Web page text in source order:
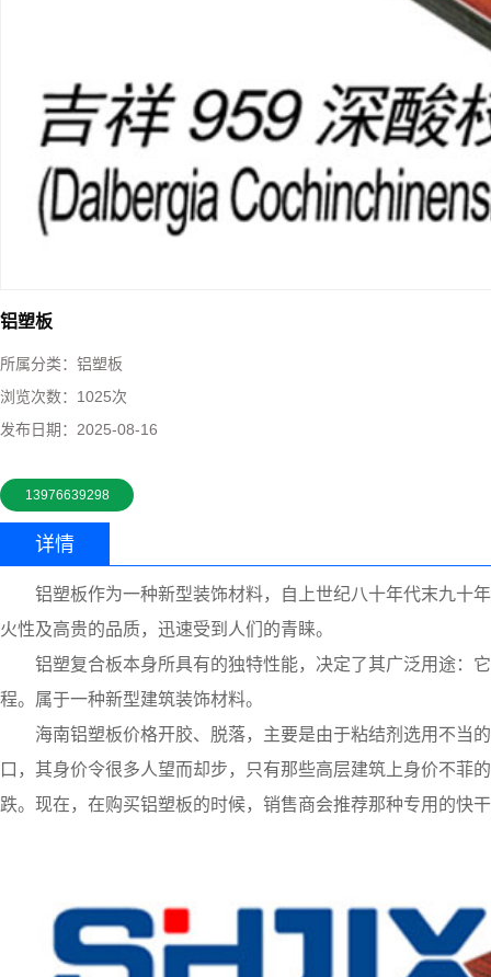
铝塑板
所属分类： 铝塑板
浏览次数： 1025次
发布日期： 2025-08-16
13976639298
详情
铝塑板作为一种新型装饰材料，自上世纪八十年代末九十
火性及高贵的品质，迅速受到人们的青睐。
铝塑复合板本身所具有的独特性能，决定了其广泛用途：
程。属于一种新型建筑装饰材料。
海南铝塑板价格开胶、脱落，主要是由于粘结剂选用不当
口，其身价令很多人望而却步，只有那些高层建筑上身价不菲
跌。现在，在购买铝塑板的时候，销售商会推荐那种专用的快